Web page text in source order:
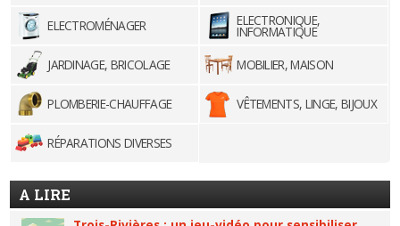
ELECTROMÉNAGER ELECTRONIQUE,
INFORMATIQUE
JARDINAGE, BRICOLAGE
MOBILIER, MAISON
PLOMBERIE-CHAUFFAGE VÊTEMENTS, LINGE, BIJOUX
RÉPARATIONS DIVERSES
A LIRE